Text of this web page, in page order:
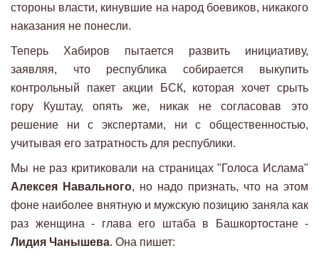
стороны власти, кинувшие на народ боевиков, никакого
наказания не понесли.
Теперь Хабиров пытается развить инициативу,
заявляя, что республика собирается выкупить
контрольный пакет акции БСК, которая хочет срыть
гору Куштау, опять же, никак не согласовав это
решение ни с экспертами, ни с общественностью,
учитывая его затратность для республики.
Мы не раз критиковали на страницах "Голоса Ислама"
Алексея Навального, но надо признать, что на этом
фоне наиболее внятную и мужскую позицию заняла как
раз женщина - глава его штаба в Башкортостане -
Лидия Чанышева. Она пишет: